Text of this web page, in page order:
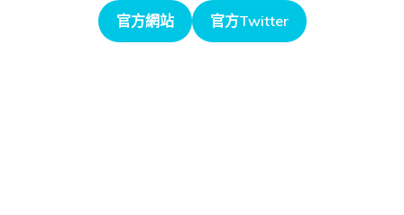
官方網站 官方Twitter